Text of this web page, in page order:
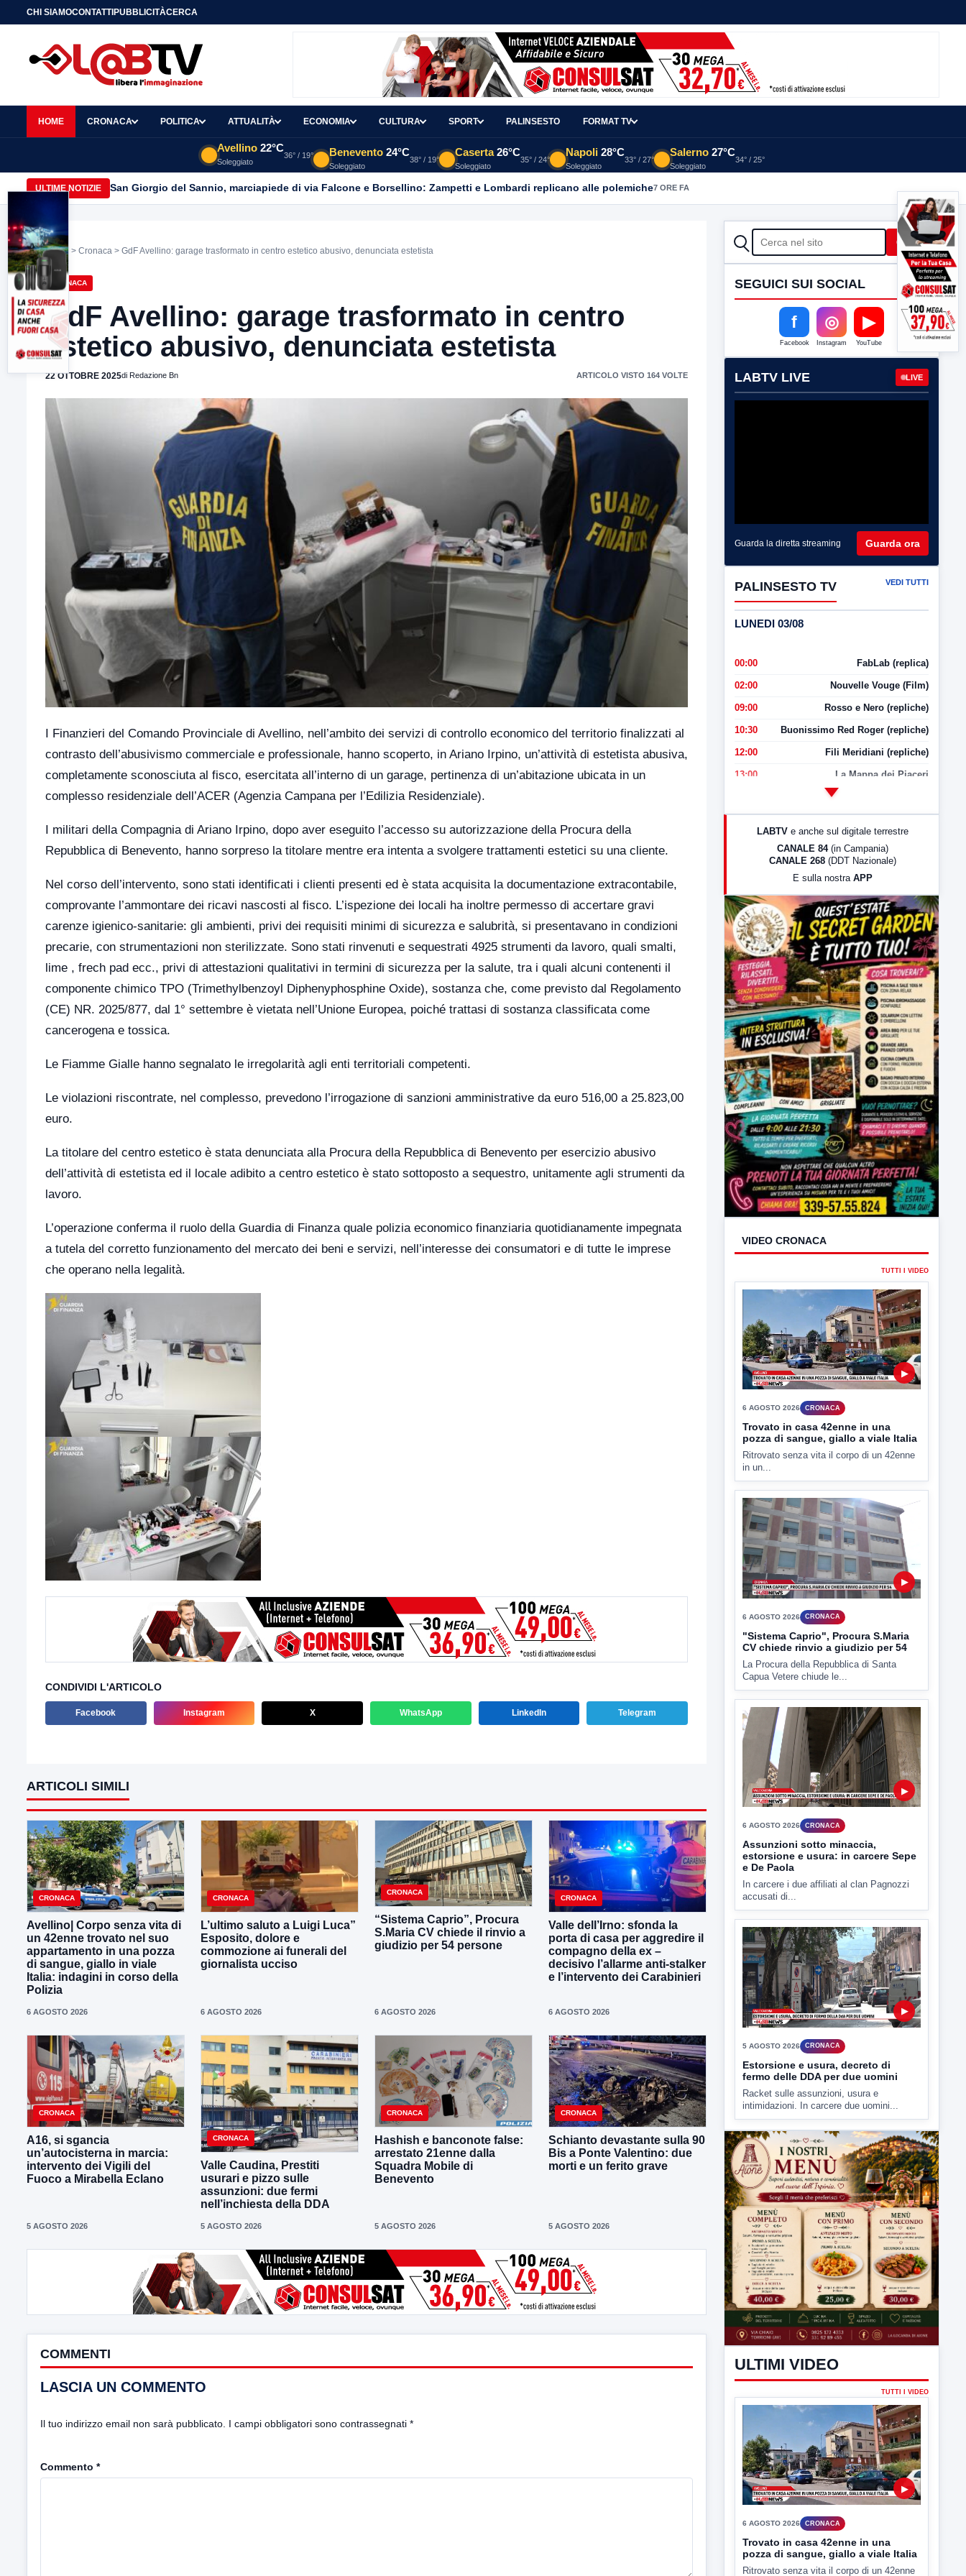
CHI SIAMOCONTATTIPUBBLICITÀCERCA
HOME CRONACA POLITICA ATTUALITÀ ECONOMIA CULTURA SPORT PALINSESTO FORMAT TV
Avellino 22°C
Soleggiato
36° / 19° Benevento 24°C
Soleggiato
38° / 19°
Caserta 26°C
Soleggiato
35° / 24°
Napoli 28°C
Soleggiato
33° / 27°
Salerno 27°C
Soleggiato
34° / 25°
ULTIME NOTIZIE San Giorgio del Sannio, marciapiede di via Falcone e Borsellino: Zampetti e Lombardi replicano alle polemiche7 ORE FA
Home > Cronaca > GdF Avellino: garage trasformato in centro estetico abusivo, denunciata estetista
CRONACA
GdF Avellino: garage trasformato in centro
estetico abusivo, denunciata estetista
22 OTTOBRE 2025di Redazione Bn ARTICOLO VISTO 164 VOLTE
I Finanzieri del Comando Provinciale di Avellino, nell’ambito dei servizi di controllo economico del territorio finalizzati al
contrasto dell’abusivismo commerciale e professionale, hanno scoperto, in Ariano Irpino, un’attività di estetista abusiva,
completamente sconosciuta al fisco, esercitata all’interno di un garage, pertinenza di un’abitazione ubicata in un
complesso residenziale dell’ACER (Agenzia Campana per l’Edilizia Residenziale).
I militari della Compagnia di Ariano Irpino, dopo aver eseguito l’accesso su autorizzazione della Procura della
Repubblica di Benevento, hanno sorpreso la titolare mentre era intenta a svolgere trattamenti estetici su una cliente.
Nel corso dell’intervento, sono stati identificati i clienti presenti ed è stata acquisita la documentazione extracontabile,
comprovante l’ammontare dei ricavi nascosti al fisco. L’ispezione dei locali ha inoltre permesso di accertare gravi
carenze igienico-sanitarie: gli ambienti, privi dei requisiti minimi di sicurezza e salubrità, si presentavano in condizioni
precarie, con strumentazioni non sterilizzate. Sono stati rinvenuti e sequestrati 4925 strumenti da lavoro, quali smalti,
lime , frech pad ecc., privi di attestazioni qualitativi in termini di sicurezza per la salute, tra i quali alcuni contenenti il
componente chimico TPO (Trimethylbenzoyl Diphenyphosphine Oxide), sostanza che, come previsto dal Regolamento
(CE) NR. 2025/877, dal 1° settembre è vietata nell’Unione Europea, poiché trattasi di sostanza classificata come
cancerogena e tossica.
Le Fiamme Gialle hanno segnalato le irregolarità agli enti territoriali competenti.
Le violazioni riscontrate, nel complesso, prevedono l’irrogazione di sanzioni amministrative da euro 516,00 a 25.823,00
euro.
La titolare del centro estetico è stata denunciata alla Procura della Repubblica di Benevento per esercizio abusivo
dell’attività di estetista ed il locale adibito a centro estetico è stato sottoposto a sequestro, unitamente agli strumenti da
lavoro.
L’operazione conferma il ruolo della Guardia di Finanza quale polizia economico finanziaria quotidianamente impegnata
a tutela del corretto funzionamento del mercato dei beni e servizi, nell’interesse dei consumatori e di tutte le imprese
che operano nella legalità.
CONDIVIDI L'ARTICOLO
Facebook Instagram X WhatsApp LinkedIn Telegram
ARTICOLI SIMILI
CRONACA
Avellino| Corpo senza vita di
un 42enne trovato nel suo
appartamento in una pozza
di sangue, giallo in viale
Italia: indagini in corso della
Polizia
6 AGOSTO 2026
CRONACA
L’ultimo saluto a Luigi Luca”
Esposito, dolore e
commozione ai funerali del
giornalista ucciso
6 AGOSTO 2026
CRONACA
“Sistema Caprio”, Procura
S.Maria CV chiede il rinvio a
giudizio per 54 persone
6 AGOSTO 2026
CRONACA
Valle dell’Irno: sfonda la
porta di casa per aggredire il
compagno della ex –
decisivo l’allarme anti-stalker
e l’intervento dei Carabinieri
6 AGOSTO 2026
CRONACA
A16, si sgancia
un’autocisterna in marcia:
intervento dei Vigili del
Fuoco a Mirabella Eclano
5 AGOSTO 2026
CRONACA
Valle Caudina, Prestiti
usurari e pizzo sulle
assunzioni: due fermi
nell’inchiesta della DDA
5 AGOSTO 2026
CRONACA
Hashish e banconote false:
arrestato 21enne dalla
Squadra Mobile di
Benevento
5 AGOSTO 2026
CRONACA
Schianto devastante sulla 90
Bis a Ponte Valentino: due
morti e un ferito grave
5 AGOSTO 2026
COMMENTI
LASCIA UN COMMENTO
Il tuo indirizzo email non sarà pubblicato. I campi obbligatori sono contrassegnati *
Commento *
CERCA Cerca
SEGUICI SUI SOCIAL
f
Facebook
◎
Instagram
▶
YouTube
LABTV LIVE LIVE
Guarda la diretta streaming Guarda ora
PALINSESTO TV VEDI TUTTI
LUNEDI 03/08
00:00 FabLab (replica)
02:00 Nouvelle Vouge (Film)
09:00 Rosso e Nero (repliche)
10:30 Buonissimo Red Roger (repliche)
12:00 Fili Meridiani (repliche)
13:00 La Mappa dei Piaceri
LabNews (Diretta)
23:00 LabNews (replica)
LABTV e anche sul digitale terrestre
CANALE 84 (in Campania)
CANALE 268 (DDT Nazionale)
E sulla nostra APP
VIDEO CRONACA
TUTTI I VIDEO
▶
Trovato in casa 42enne in una
pozza di sangue, giallo a viale Italia
Ritrovato senza vita il corpo di un 42enne
in un...
6 AGOSTO 2026
"Sistema Caprio", Procura S.Maria
CV chiede rinvio a giudizio per 54
La Procura della Repubblica di Santa
Capua Vetere chiude le...
6 AGOSTO 2026 CRONACA
Assunzioni sotto minaccia,
estorsione e usura: in carcere Sepe
e De Paola
In carcere i due affiliati al clan Pagnozzi
accusati di...
5 AGOSTO 2026 CRONACA
Estorsione e usura, decreto di
fermo delle DDA per due uomini
Racket sulle assunzioni, usura e
intimidazioni. In carcere due uomini...
ULTIMI VIDEO
TUTTI I VIDEO
6 AGOSTO 2026 CRONACA